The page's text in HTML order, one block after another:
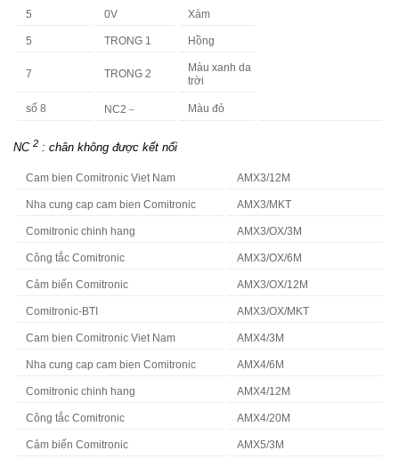
5 0V Xám
5 TRONG 1 Hồng
7 TRONG 2
Màu xanh da
trời
số 8 NC2 Màu đỏ
NC 2 : chân không được kết nối
Cam bien Comitronic Viet Nam AMX3/12M
Nha cung cap cam bien Comitronic AMX3/MKT
Comitronic chinh hang AMX3/OX/3M
Công tắc Comitronic AMX3/OX/6M
Cảm biến Comitronic AMX3/OX/12M
Comitronic-BTI AMX3/OX/MKT
Cam bien Comitronic Viet Nam AMX4/3M
Nha cung cap cam bien Comitronic AMX4/6M
Comitronic chinh hang AMX4/12M
Công tắc Comitronic AMX4/20M
Cảm biến Comitronic AMX5/3M